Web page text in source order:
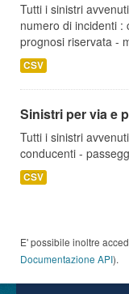
Tutti i sinistri
numero di incidenti :
prognosi riservata -
CSV
Sinistri per via e
Tutti i sinistri
conducenti -
CSV
E' possibile inoltre
Documentazione API).